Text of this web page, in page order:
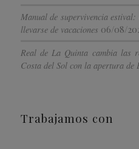
Manual de supervivencia
llevarse de vacaciones 06/08/
Real de La Quinta cambia las
Costa del Sol con la apertura de
Trabajamos con